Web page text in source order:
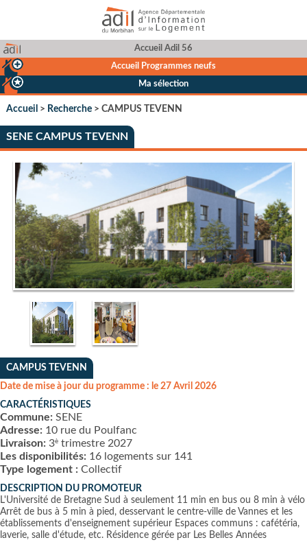
Accueil Adil 56
Accueil Programmes neufs
Ma sélection
Accueil > Recherche> CAMPUS TEVENN
SENE CAMPUS TEVENN
CAMPUS TEVENN
Date de mise à jour du programme : le 27 Avril 2026
CARACTÉRISTIQUES
Commune: SENE
Adresse: 10 rue du Poulfanc
Livraison: 3è trimestre 2027
Les disponibilités: 16 logements sur 141
Type logement : Collectif
DESCRIPTION DU PROMOTEUR
L'Université de Bretagne Sud à seulement 11 min en bus ou 8 min à vélo
Arrêt de bus à 5 min à pied, desservant le centre-ville de Vannes et les
établissements d'enseignement supérieur Espaces communs : cafétéria,
laverie, salle d'étude, etc. Résidence gérée par Les Belles Années